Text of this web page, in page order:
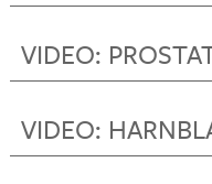
VIDEO:
VIDEO: